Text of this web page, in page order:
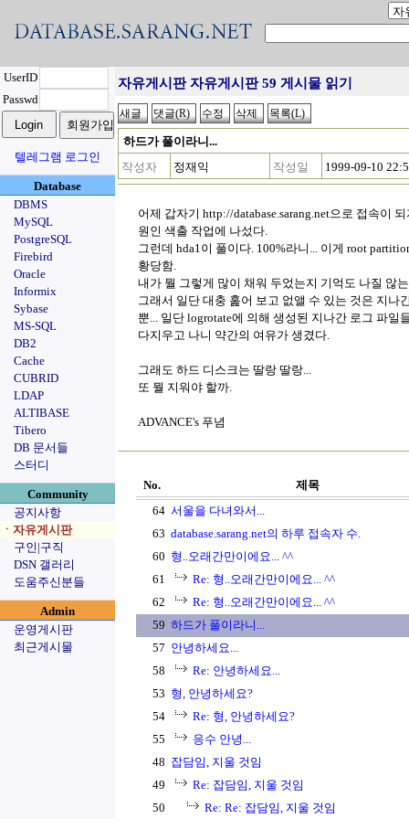
UserID
Passwd
텔레그램 로그인
Database
DBMS
MySQL
PostgreSQL
Firebird
Oracle
Informix
Sybase
MS-SQL
DB2
Cache
CUBRID
LDAP
ALTIBASE
Tibero
DB 문서들
스터디
Community
공지사항
ㆍ자유게시판
구인|구직
DSN 갤러리
도움주신분들
Admin
운영게시판
최근게시물
자유게시판 자유게시판 59 게시물 읽기
하드가 풀이라니...
작성자
정재익 작성일 1999-09-10
어제 갑자기 http://database.sarang.net으로 접속이
원인 색출 작업에 나섰다.
그런데 hda1이 풀이다. 100%라니... 이게 root
황당함.
내가 뭘 그렇게 많이 채워 두었는지 기억도 나질 않
그래서 일단 대충 훑어 보고 없앨 수 있는 것은 지나
뿐... 일단 logrotate에 의해 생성된 지나간 로그 파일
다지우고 나니 약간의 여유가 생겼다.
그래도 하드 디스크는 딸랑 딸랑...
또 뭘 지워야 할까.
ADVANCE's 푸념
No.
제목
64 서울을 다녀와서...
63 database.sarang.net의 하루 접속자 수.
60 형..오래간만이에요... ^^
61
Re: 형..오래간만이에요... ^^
62
Re: 형..오래간만이에요... ^^
59 하드가 풀이라니...
57 안녕하세요...
58
Re: 안녕하세요...
53 형, 안녕하세요?
54
Re: 형, 안녕하세요?
55
응수 안녕...
48 잡담임, 지울 것임
49
Re: 잡담임, 지울 것임
50
Re: Re: 잡담임, 지울 것임